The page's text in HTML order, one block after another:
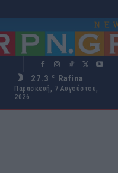
27.3 C Rafina
Παρασκευή, 7 Αυγούστου,
2026